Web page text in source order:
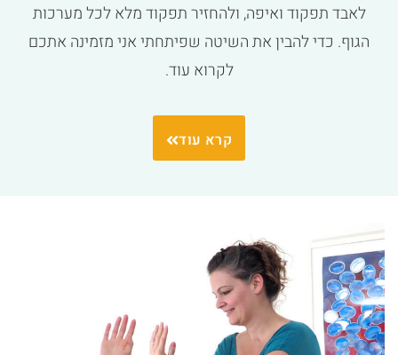
לאבד תפקוד ואיפה, ולהחזיר תפקוד מלא לכל מערכות
הגוף. כדי להבין את השיטה שפיתחתי אני מזמינה אתכם
לקרוא עוד.
קרא עוד